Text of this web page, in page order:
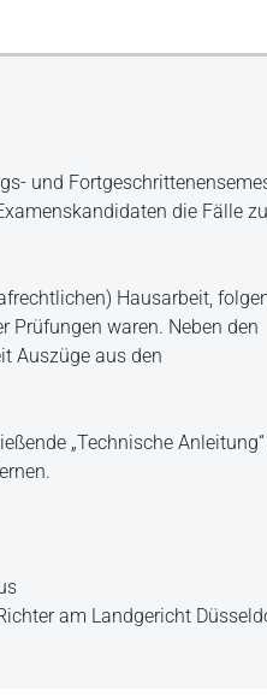
und
die Fälle
Hausarbeit,
Prüfungen waren. Neben den
Auszüge aus den
„Technische
am Landgericht